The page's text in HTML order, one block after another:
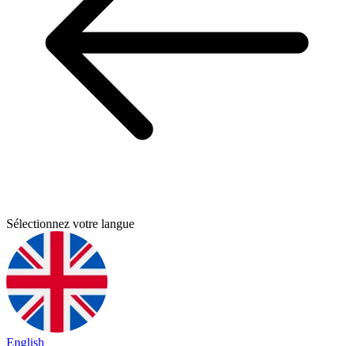
Sélectionnez votre langue
English